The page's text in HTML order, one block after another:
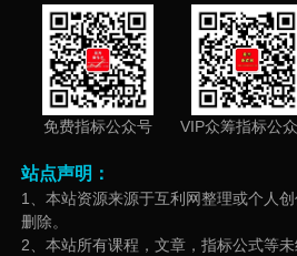
免费指标公众号 VIP众筹指标公
站点声明：
1、本站资源来源于互利网整理或个人
删除。
2、本站所有课程，文章，指标公式等未